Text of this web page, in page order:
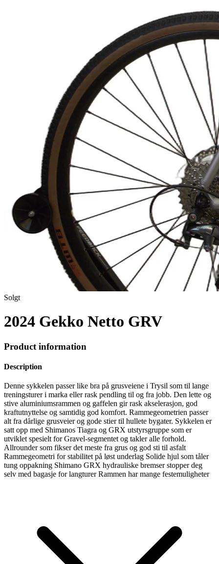
Solgt
2024 Gekko Netto GRV
Product information
Description
Denne sykkelen passer like bra på grusveiene i Trysil som til lange
treningsturer i marka eller rask pendling til og fra jobb. Den lette og
stive aluminiumsrammen og gaffelen gir rask akselerasjon, god
kraftutnyttelse og samtidig god komfort. Rammegeometrien passer
alt fra dårlige grusveier og gode stier til hullete bygater. Sykkelen er
satt opp med Shimanos Tiagra og GRX utstyrsgruppe som er
utviklet spesielt for Gravel-segmentet og takler alle forhold.
Allrounder som fikser det meste fra grus og god sti til asfalt
Rammegeometri for stabilitet på løst underlag Solide hjul som tåler
tung oppakning Shimano GRX hydrauliske bremser stopper deg
selv med bagasje for langturer Rammen har mange festemuligheter